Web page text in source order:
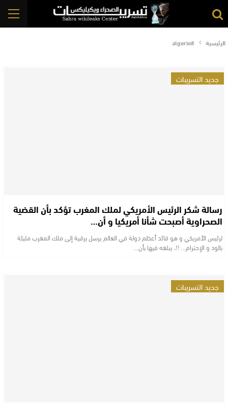
الرئيسية #algerie
جديد التسريبات
رسالة شكر الرئيس الأمريكي لملك المغرب تؤكد بأن القضية
الصحراوية أصبحت شأنا أمريكيا و أن…
لرئيس الأمريكي و هو قائد أعظم دولة في العالم يرسل برقية إلى ملك المغرب مليئة
بالود و الإحترام... !!، يبلغه فيها بأن…
جديد التسريبات